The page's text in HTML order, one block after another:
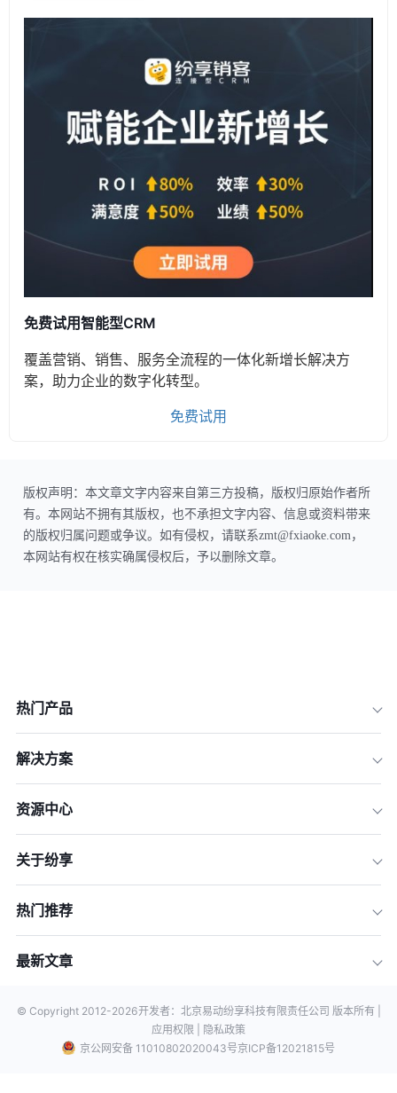
免费试用智能型CRM
覆盖营销、销售、服务全流程的一体化新增长解决方
案，助力企业的数字化转型。
免费试用
版权声明：本文章文字内容来自第三方投稿，版权归原始作者所
有。本网站不拥有其版权，也不承担文字内容、信息或资料带来
的版权归属问题或争议。如有侵权，请联系zmt@fxiaoke.com，
本网站有权在核实确属侵权后，予以删除文章。
热门产品
解决方案
资源中心
关于纷享
热门推荐
最新文章
© Copyright 2012-2026开发者：北京易动纷享科技有限责任公司 版本所有 |
应用权限 |
隐私政策
京公网安备 11010802020043号京ICP备12021815号